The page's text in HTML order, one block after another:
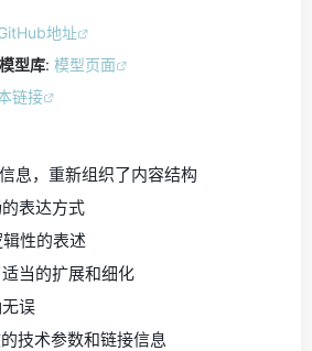
地址
型库: 模型页面
链接
息，重新组织了内容结构
表达方式
性的表述
当的扩展和细化
误
技术参数和链接信息